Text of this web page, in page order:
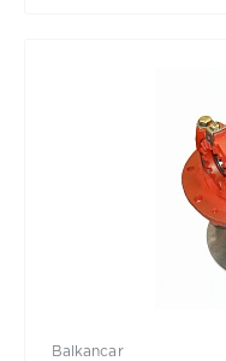
Balkancar